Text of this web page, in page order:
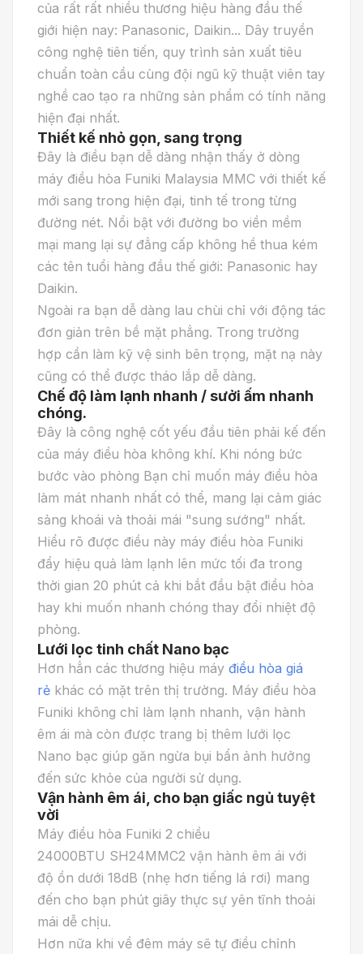
của rất rất nhiều thương hiệu hàng đầu thế
giới hiện nay: Panasonic, Daikin... Dây truyền
công nghệ tiên tiến, quy trình sản xuất tiêu
chuẩn toàn cầu cùng đội ngũ kỹ thuật viên tay
nghề cao tạo ra những sản phẩm có tính năng
hiện đại nhất.
Thiết kế nhỏ gọn, sang trọng
Đây là điều bạn dễ dàng nhận thấy ở dòng
máy điều hòa Funiki Malaysia MMC với thiết kế
mới sang trong hiện đại, tinh tế trong từng
đường nét. Nổi bật với đường bo viền mềm
mại mang lại sự đẳng cấp không hề thua kém
các tên tuổi hàng đầu thế giới: Panasonic hay
Daikin.
Ngoài ra bạn dễ dàng lau chùi chỉ với động tác
đơn giản trên bề mặt phẳng. Trong trường
hợp cần làm kỹ vệ sinh bên trọng, mặt nạ này
cũng có thể được tháo lắp dễ dàng.
Chế độ làm lạnh nhanh / sưởi ấm nhanh
chóng.
Đây là công nghệ cốt yếu đầu tiên phải kế đến
của máy điều hòa không khí. Khi nóng bức
bước vào phòng Bạn chỉ muốn máy điều hòa
làm mát nhanh nhất có thể, mang lại cảm giác
sảng khoái và thoải mái "sung sướng" nhất.
Hiểu rõ được điều này máy điều hòa Funiki
đẩy hiệu quả làm lạnh lên mức tối đa trong
thời gian 20 phút cả khi bắt đầu bật điều hòa
hay khi muốn nhanh chóng thay đổi nhiệt độ
phòng.
Lưới lọc tinh chất Nano bạc
Hơn hẳn các thương hiệu máy điều hòa giá
rẻ khác có mặt trên thị trường. Máy điều hòa
Funiki không chỉ làm lạnh nhanh, vận hành
êm ái mà còn được trang bị thêm lưới lọc
Nano bạc giúp găn ngừa bụi bẩn ảnh hưởng
đến sức khỏe của người sử dụng.
Vận hành êm ái, cho bạn giấc ngủ tuyệt
vời
Máy điều hòa Funiki 2 chiều
24000BTU SH24MMC2 vận hành êm ái với
độ ồn dưới 18dB (nhẹ hơn tiếng lá rơi) mang
đến cho bạn phút giây thực sự yên tĩnh thoải
mái dễ chịu.
Hơn nữa khi về đêm máy sẽ tự điều chỉnh